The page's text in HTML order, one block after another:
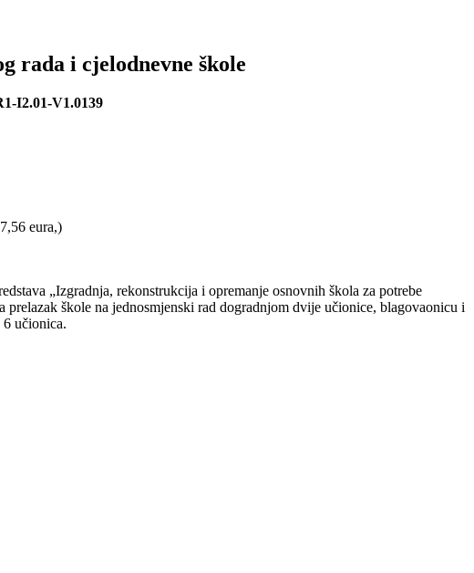
rada i cjelodnevne škole
I2.01-V1.0139
eura,)
„Izgradnja, rekonstrukcija i opremanje osnovnih škola za potrebe
škole na jednosmjenski rad dogradnjom dvije učionice, blagovaonicu i
učionica.